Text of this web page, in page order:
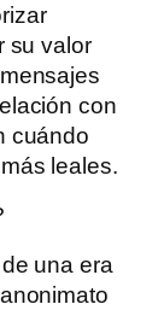
su valor
con
cuándo
leales.
una era